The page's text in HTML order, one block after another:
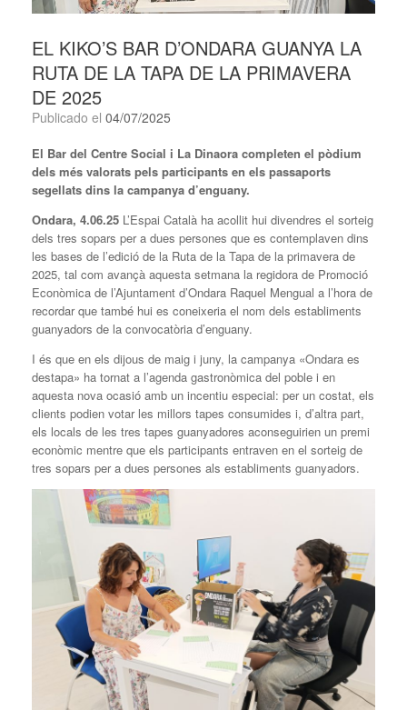
EL KIKO’S BAR D’ONDARA GUANYA LA
RUTA DE LA TAPA DE LA PRIMAVERA
DE 2025
Publicado el 04/07/2025
El Bar del Centre Social i La Dinaora completen el pòdium
dels més valorats pels participants en els passaports
segellats dins la campanya d’enguany.
Ondara, 4.06.25 L’Espai Català ha acollit hui divendres el sorteig
dels tres sopars per a dues persones que es contemplaven dins
les bases de l’edició de la Ruta de la Tapa de la primavera de
2025, tal com avançà aquesta setmana la regidora de Promoció
Econòmica de l’Ajuntament d’Ondara Raquel Mengual a l’hora de
recordar que també hui es coneixeria el nom dels establiments
guanyadors de la convocatòria d’enguany.
I és que en els dijous de maig i juny, la campanya «Ondara es
destapa» ha tornat a l’agenda gastronòmica del poble i en
aquesta nova ocasió amb un incentiu especial: per un costat, els
clients podien votar les millors tapes consumides i, d’altra part,
els locals de les tres tapes guanyadores aconseguirien un premi
econòmic mentre que els participants entraven en el sorteig de
tres sopars per a dues persones als establiments guanyadors.